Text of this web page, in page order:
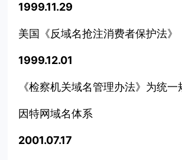
1999.11.29
美国《反域名抢注消费者保护法》
1999.12.01
《检察机关域名管理办法》为统
因特网域名体系
2001.07.17